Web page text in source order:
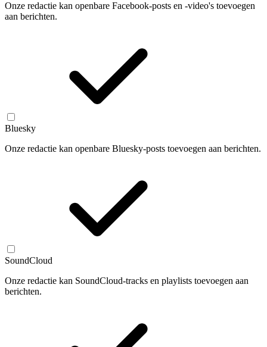
Onze redactie kan openbare Facebook-posts en -video's toevoegen
aan berichten.
Bluesky
Onze redactie kan openbare Bluesky-posts toevoegen aan berichten.
SoundCloud
Onze redactie kan SoundCloud-tracks en playlists toevoegen aan
berichten.